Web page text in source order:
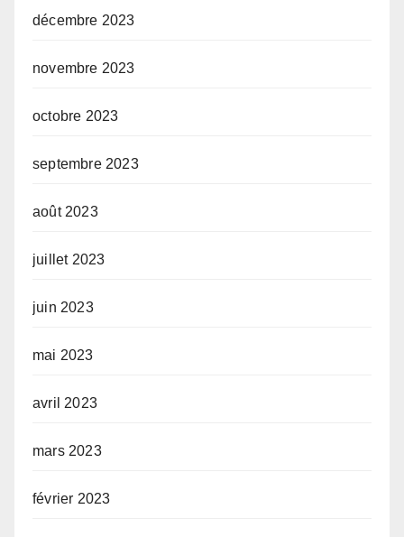
décembre 2023
novembre 2023
octobre 2023
septembre 2023
août 2023
juillet 2023
juin 2023
mai 2023
avril 2023
mars 2023
février 2023